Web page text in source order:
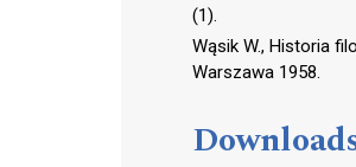
(1).
Wąsik W., Historia
Warszawa 1958.